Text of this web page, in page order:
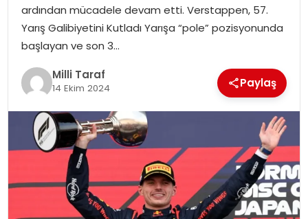
ardından mücadele devam etti. Verstappen, 57.
Yarış Galibiyetini Kutladı Yarışa “pole” pozisyonunda
başlayan ve son 3…
Milli Taraf
14 Ekim 2024 Paylaş